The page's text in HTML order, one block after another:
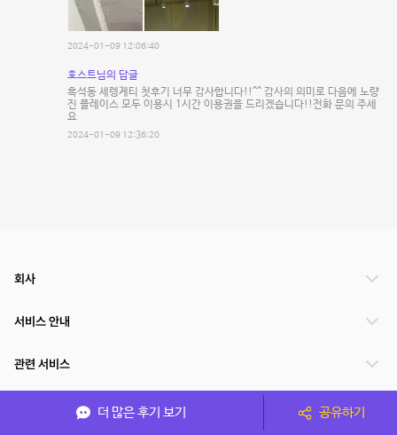
2024-01-09 12:06:40
호스트님의 답글
흑석동 세렝게티 첫후기 너무 감사합니다!!^^ 감사의 의미로 다음에 노량
진 플레이스 모두 이용시 1시간 이용권을 드리겠습니다!!전화 문의 주세
요
2024-01-09 12:36:20
더 많은 후기 보기 공유하기
회사
서비스 안내
관련 서비스